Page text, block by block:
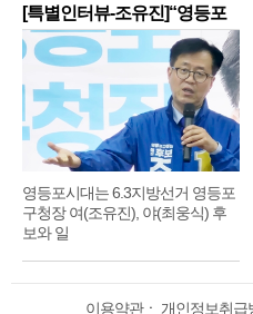
[특별인터뷰-조유진]“영등포
구
영등포시대는 6.3지방선거 영등포
구청장 여(조유진), 야(최웅식) 후
보와 일
이용약관ㆍ 개인정보취급